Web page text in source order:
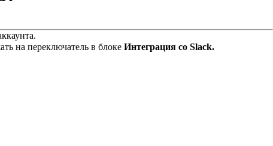
на переключатель в блоке Интеграция со Slack.